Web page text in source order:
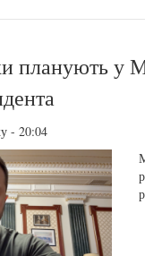
планують у
- 20:04